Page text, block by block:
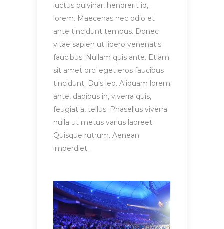
luctus pulvinar, hendrerit id,
lorem. Maecenas nec odio et
ante tincidunt tempus. Donec
vitae sapien ut libero venenatis
faucibus. Nullam quis ante. Etiam
sit amet orci eget eros faucibus
tincidunt. Duis leo. Aliquam lorem
ante, dapibus in, viverra quis,
feugiat a, tellus. Phasellus viverra
nulla ut metus varius laoreet.
Quisque rutrum. Aenean
imperdiet.